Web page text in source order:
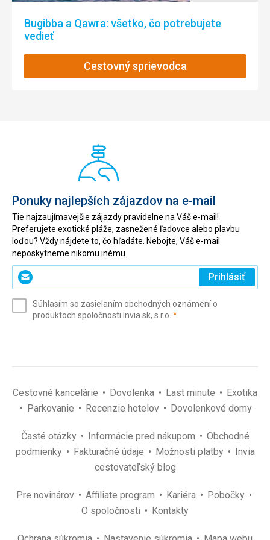
Google Translate
Bugibba a Qawra: všetko, čo potrebujete
vedieť
Cestovný sprievodca
Ponuky najlepších zájazdov na e-mail
Tie najzaujímavejšie zájazdy pravidelne na Váš e-mail!
Preferujete exotické pláže, zasnežené ľadovce alebo plavbu
loďou? Vždy nájdete to, čo hľadáte. Nebojte, Váš e-mail
neposkytneme nikomu inému.
Zadajte
svoj
(povinné)
Prihlásiť
Súhlasím so zasielaním obchodných oznámení o
produktoch spoločnosti Invia.sk, s.r.o. *(povinné)
Cestovné kancelárie Dovolenka Last minute
Exotika
Parkovanie
Recenzie hotelov Dovolenkové domy
Časté otázky Informácie pred nákupom
Obchodné
podmienky
Fakturačné údaje Možnosti platby
Invia
cestovateľský blog
Pre novinárov Affiliate program Kariéra
Pobočky
O spoločnosti
Kontakty